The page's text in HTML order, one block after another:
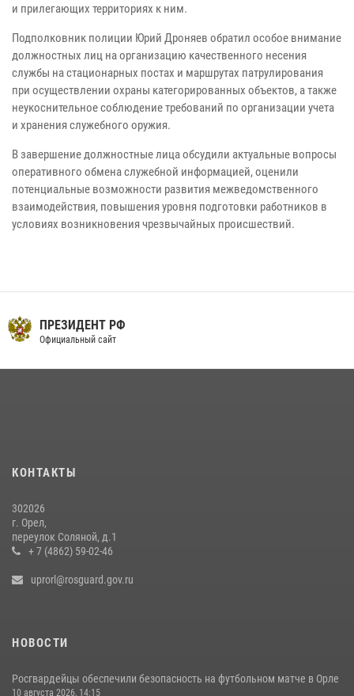
и прилегающих территориях к ним.
Подполковник полиции Юрий Дроняев обратил особое внимание
должностных лиц на организацию качественного несения
службы на стационарных постах и маршрутах патрулирования
при осуществлении охраны категорированных объектов, а также
неукоснительное соблюдение требований по организации учета
и хранения служебного оружия.
В завершение должностные лица обсудили актуальные вопросы
оперативного обмена служебной информацией, оценили
потенциальные возможности развития межведомственного
взаимодействия, повышения уровня подготовки работников в
условиях возникновения чрезвычайных происшествий.
ПРЕЗИДЕНТ РФ
Официальный сайт
КОНТАКТЫ
302026
г. Орел,
переулок Соляной, д.1
+ 7 (4862) 59-02-46
uprorl@rosguard.gov.ru
НОВОСТИ
Росгвардейцы обеспечили безопасность на футбольном матче в Орле
10 августа 2026, 14:15